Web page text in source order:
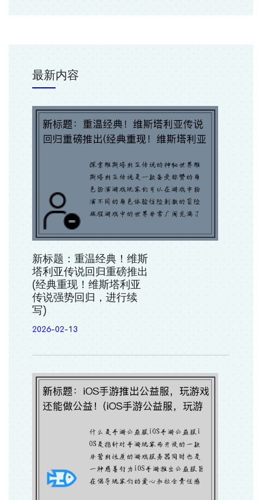
最新内容
新标题：重温经典！维斯
塔利亚传说回归重磅推出
(经典重现！维斯塔利亚
传说强势回归，进行续
写)
2026-02-13